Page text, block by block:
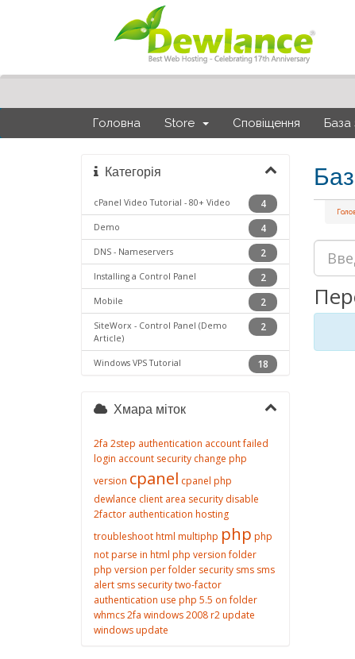
Головна Store Сповіщення База
Категорія
4
cPanel Video Tutorial - 80+ Video
4
Demo
2
DNS - Nameservers
2
Installing a Control Panel
2
Mobile
2
SiteWorx - Control Panel (Demo
Article)
18
Windows VPS Tutorial
Хмара міток
2fa 2step authentication account failed
login account security change php
version cpanel cpanel php
dewlance client area security disable
2factor authentication hosting
troubleshoothtml multiphp php php
not parse in html php version folder
php version per folder security sms sms
alert sms securitytwo-factor
authentication use php 5.5 on folder
whmcs 2fa windows 2008 r2 update
windows update